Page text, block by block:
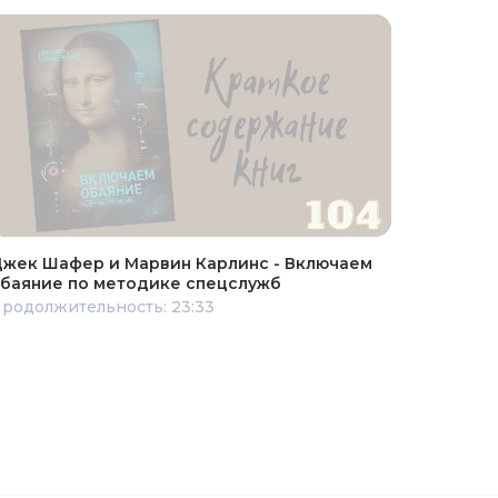
Шафер и Марвин Карлинс - Включаем
по методике спецслужб
23:33